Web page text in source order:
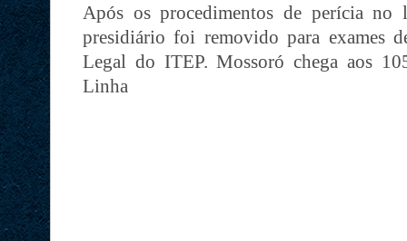
Após os procedimentos de perícia
presidiário foi removido para exames
Legal do ITEP. Mossoró chega aos
Linha